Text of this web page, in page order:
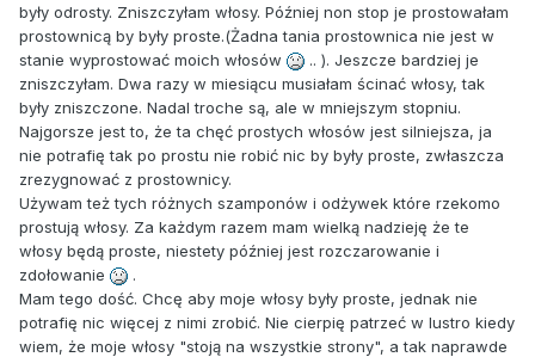
były odrosty. Zniszczyłam włosy. Później non stop je prostowałam
prostownicą by były proste.(Żadna tania prostownica nie jest w
stanie wyprostować moich włosów
.. ). Jeszcze bardziej je
zniszczyłam. Dwa razy w miesiącu musiałam ścinać włosy, tak
były zniszczone. Nadal troche są, ale w mniejszym stopniu.
Najgorsze jest to, że ta chęć prostych włosów jest silniejsza, ja
nie potrafię tak po prostu nie robić nic by były proste, zwłaszcza
zrezygnować z prostownicy.
Używam też tych różnych szamponów i odżywek które rzekomo
prostują włosy. Za każdym razem mam wielką nadzieję że te
włosy będą proste, niestety później jest rozczarowanie i
zdołowanie
.
Mam tego dość. Chcę aby moje włosy były proste, jednak nie
potrafię nic więcej z nimi zrobić. Nie cierpię patrzeć w lustro kiedy
wiem, że moje włosy "stoją na wszystkie strony", a tak naprawde